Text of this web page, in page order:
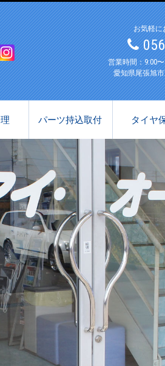
お気軽に
営業時間：9:00
愛知県尾張旭
パーツ持込取付 タイヤ